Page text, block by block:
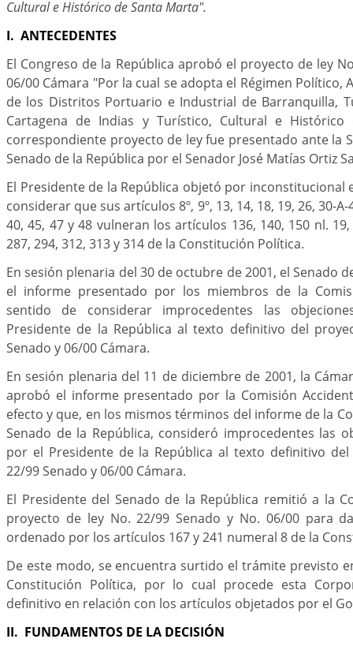
Cultural e Histórico de Santa Marta".
I. ANTECEDENTES
El Congreso de la República aprobó el proyecto de ley
06/00 Cámara "Por la cual se adopta el Régimen Político,
de los Distritos Portuario e Industrial de Barranquilla,
Cartagena de Indias y Turístico, Cultural e Histórico
correspondiente proyecto de ley fue presentado ante la
Senado de la República por el Senador José Matías Ortiz
El Presidente de la República objetó por inconstitucional
considerar que sus artículos 8º, 9º, 13, 14, 18, 19, 26, 30-A-
40, 45, 47 y 48 vulneran los artículos 136, 140, 150 nl.
287, 294, 312, 313 y 314 de la Constitución Política.
En sesión plenaria del 30 de octubre de 2001, el Senado
el informe presentado por los miembros de la
sentido de considerar improcedentes las
Presidente de la República al texto definitivo del
Senado y 06/00 Cámara.
En sesión plenaria del 11 de diciembre de 2001, la
aprobó el informe presentado por la Comisión
efecto y que, en los mismos términos del informe de la
Senado de la República, consideró improcedentes las
por el Presidente de la República al texto definitivo
22/99 Senado y 06/00 Cámara.
El Presidente del Senado de la República remitió a la
proyecto de ley No. 22/99 Senado y No. 06/00 para
ordenado por los artículos 167 y 241 numeral 8 de la
De este modo, se encuentra surtido el trámite previsto
Constitución Política, por lo cual procede esta
definitivo en relación con los artículos objetados por el
II. FUNDAMENTOS DE LA DECISIÓN